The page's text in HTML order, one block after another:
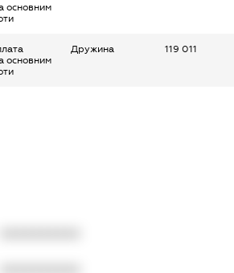
основним
основним
Дружина 119 011